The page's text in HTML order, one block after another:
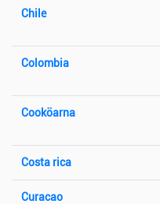
Chile
Colombia
Cooköarna
Costa rica
Curacao